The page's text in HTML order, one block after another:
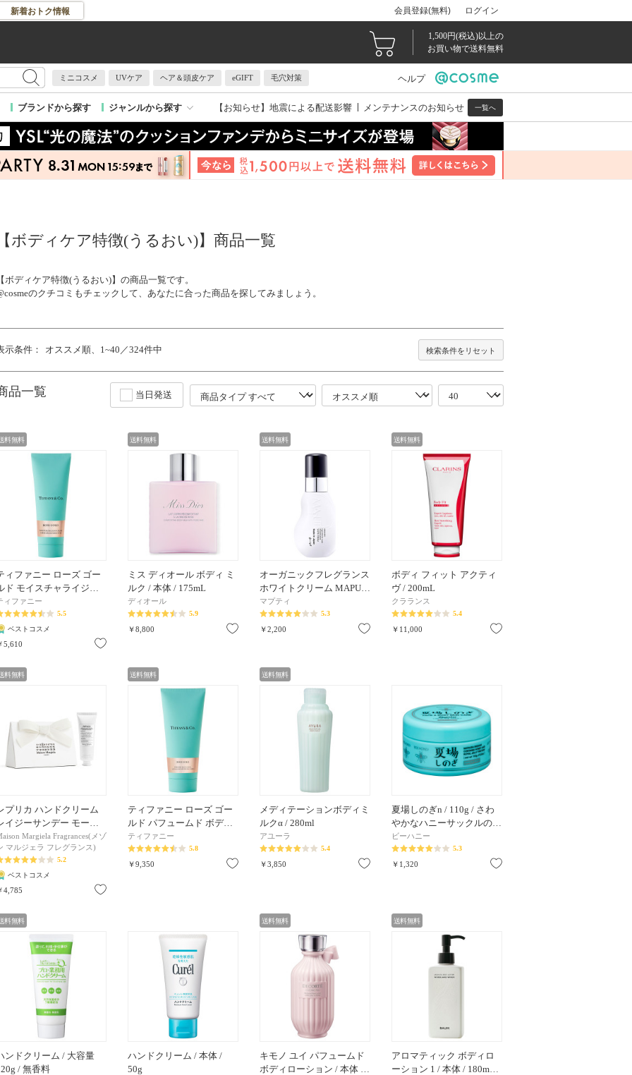
新着おトク情報 会員登録(無料) ログイン
1,500円(税込)以上の
お買い物で送料無料
ミニコスメ UVケア ヘア＆頭皮ケア eGIFT 毛穴対策 ヘルプ
ブランドから探す ジャンルから探す 【お知らせ】 地震による配送影響 メンテナンスのお知らせ 一覧へ
ボディケア特徴(うるおい)】商品一覧
ボディケア特徴(うるおい)】の商品一覧です。
のクチコミもチェックして、あなたに合った商品を探してみましょう。
示条件： オススメ順 1~40／324件中 検索条件をリセット
品一覧 当日発送
料無料
ィファニー ローズ ゴー
ド モイスチャライジ…
ィファニー
5.5
ベストコスメ
5,610
送料無料
ミス ディオール ボディ ミ
ルク / 本体 / 175mL
ディオール
5.9
￥8,800 お気に入り
送料無料
オーガニックフレグランス
ホワイトクリーム MAPU…
マプティ
5.3
￥2,200 お気に入り
送料無料
ボディ フィット アクティ
ヴ / 200mL
クラランス
5.4
￥11,000
料無料
プリカ ハンドクリーム
イジーサンデー モー…
Margiela Fragrances(メゾ
マルジェラ フレグランス)
5.2
ベストコスメ
4,785
送料無料
ティファニー ローズ ゴー
ルド パフュームド ボデ…
ティファニー
5.8
￥9,350 お気に入り
送料無料
メディテーションボディミ
ルクα / 280ml
アユーラ
5.4
￥3,850 お気に入り
夏場しのぎn / 110g / さわ
やかなハニーサックルの…
ビーハニー
5.3
￥1,320
料無料
ンドクリーム / 大容量
/ 無香料
ハンドクリーム / 本体 /
50g
送料無料
キモノ ユイ パフュームド
ボディローション / 本体 …
送料無料
アロマティック ボディロ
ーション 1 / 本体 / 180m…